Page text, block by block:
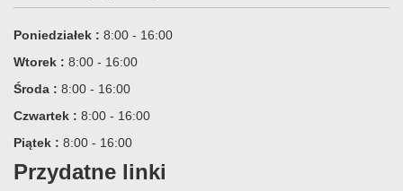
Poniedziałek : 8:00 - 16:00
Wtorek : 8:00 - 16:00
Środa : 8:00 - 16:00
Czwartek : 8:00 - 16:00
Piątek : 8:00 - 16:00
Przydatne linki